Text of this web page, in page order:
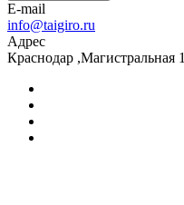
E-mail
info@taigiro.ru
Адрес
Краснодар ,Магистральная 1